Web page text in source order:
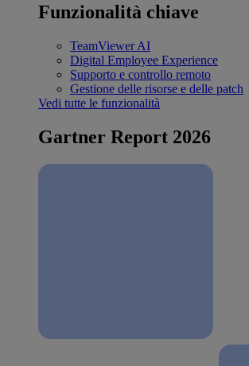
Funzionalità chiave
TeamViewer AI
Digital Employee Experience
Supporto e controllo remoto
Gestione delle risorse e delle patch
Vedi tutte le funzionalità
Gartner Report 2026